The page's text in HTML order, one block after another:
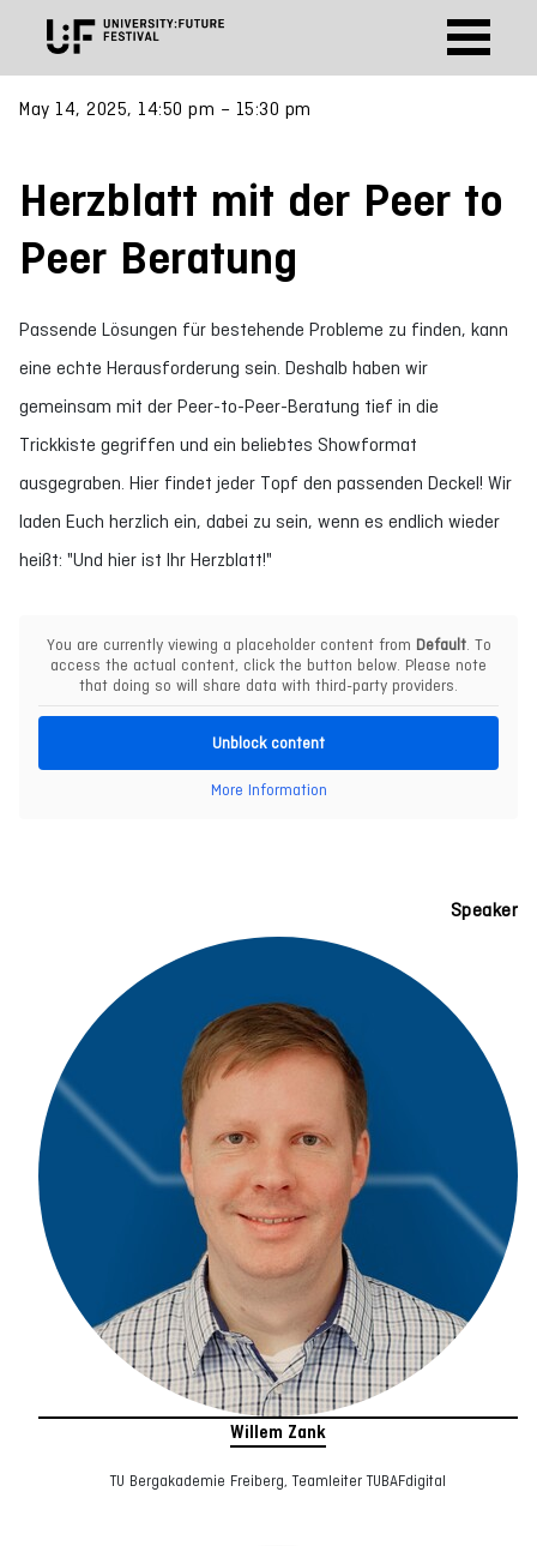
May 14, 2025, 14:50 pm – 15:30 pm
Herzblatt mit der Peer to
Peer Beratung
Passende Lösungen für bestehende Probleme zu finden, kann
eine echte Herausforderung sein. Deshalb haben wir
gemeinsam mit der Peer-to-Peer-Beratung tief in die
Trickkiste gegriffen und ein beliebtes Showformat
ausgegraben. Hier findet jeder Topf den passenden Deckel! Wir
laden Euch herzlich ein, dabei zu sein, wenn es endlich wieder
heißt: "Und hier ist Ihr Herzblatt!"
You are currently viewing a placeholder content from Default. To
access the actual content, click the button below. Please note
that doing so will share data with third-party providers.
Unblock content
More Information
Speaker
Willem Zank
TU Bergakademie Freiberg, Teamleiter TUBAFdigital